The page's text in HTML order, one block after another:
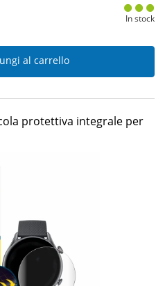
In stock
al carrello
protettiva integrale per